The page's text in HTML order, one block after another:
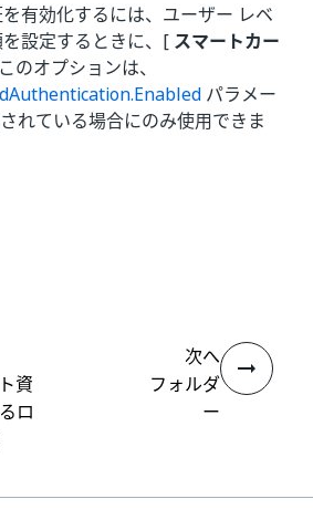
有効化するには、ユーザー レベ
設定するときに、[ スマートカー
のオプションは、
パラメー
れている場合にのみ使用できま
資
ロ
次へ
フォルダ
ー